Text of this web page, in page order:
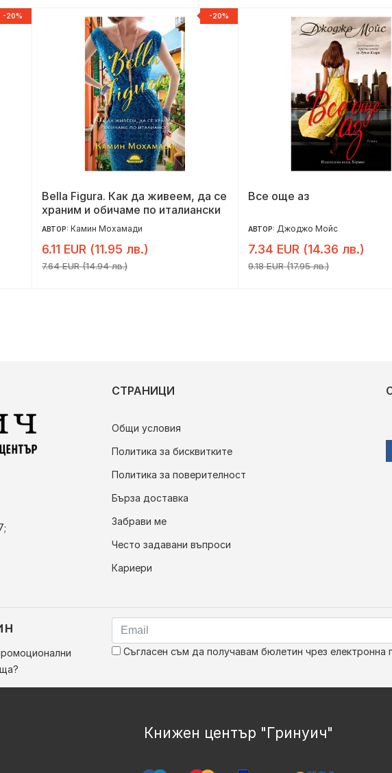
-20% -20%
Bella Figura. Как да живеем, да се
храним и обичаме по италиански
АВТОР: Камин Мохамади
6.11 EUR (11.95 лв.)
7.64 EUR (14.94 лв.)
Все още аз
АВТОР: Джоджо Мойс
7.34 EUR (14.36 лв.)
9.18 EUR (17.95 лв.)
СТРАНИЦИ
Общи условия
Политика за бисквитките
Политика за поверителност
Бърза доставка
Забрави ме
Често задавани въпроси
Кариери
Съгласен съм да получавам бюлетин чрез електронна
Книжен център "Гринуич"